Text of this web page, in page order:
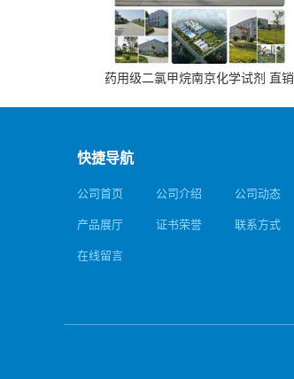
药用级二氯甲烷南京化学试剂 直销
快捷导航
公司首页 公司介绍 公司动态
产品展厅 证书荣誉 联系方式
在线留言